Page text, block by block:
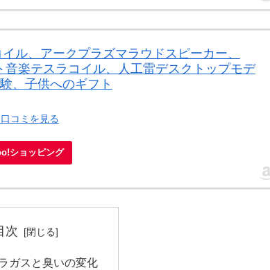
ル、アークプラズマラウドスピーカー、
音楽テスラコイル、人工雷デスクトップモデ
、子供へのギフト
コミを見る
ショッピング
次
ガスと臭いの変化